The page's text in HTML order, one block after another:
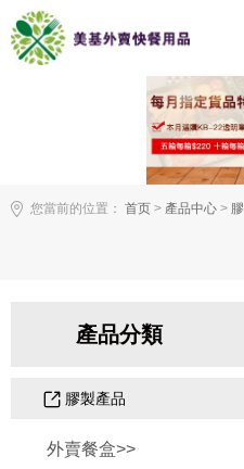
您當前的位置： 首页 > 產品中心 >
產品分類
膠製產品
外賣餐盒>>